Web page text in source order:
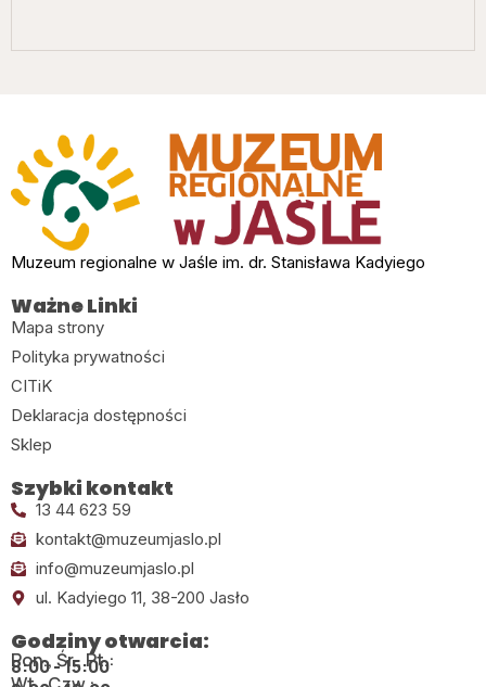
Muzeum regionalne w Jaśle im. dr. Stanisława Kadyiego
Ważne Linki
Mapa strony
Polityka prywatności
CITiK
Deklaracja dostępności
Sklep
Szybki kontakt
13 44 623 59
kontakt@muzeumjaslo.pl
info@muzeumjaslo.pl
ul. Kadyiego 11, 38-200 Jasło
Godziny otwarcia:
Pon., Śr., Pt.:
8:00 - 15:00